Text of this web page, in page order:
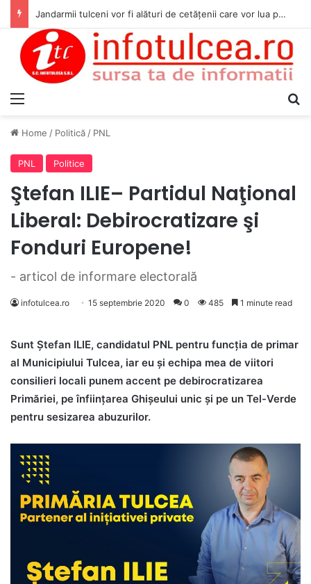
Jandarmii tulceni vor fi alături de cetățenii care vor lua parte la Festivalul Folk Țestos
Home / Politică / PNL
PNL Politice
Ştefan ILIE– Partidul Naţional
Liberal: Debirocratizare şi
Fonduri Europene!
- articol de informare electorală
infotulcea.ro 15 septembrie 2020 0 485 1 minute read
Sunt Ştefan ILIE, candidatul PNL pentru funcţia de primar
al Municipiului Tulcea, iar eu şi echipa mea de viitori
consilieri locali punem accent pe debirocratizarea
Primăriei, pe înfiinţarea Ghișeului unic şi pe un Tel-Verde
pentru sesizarea abuzurilor.